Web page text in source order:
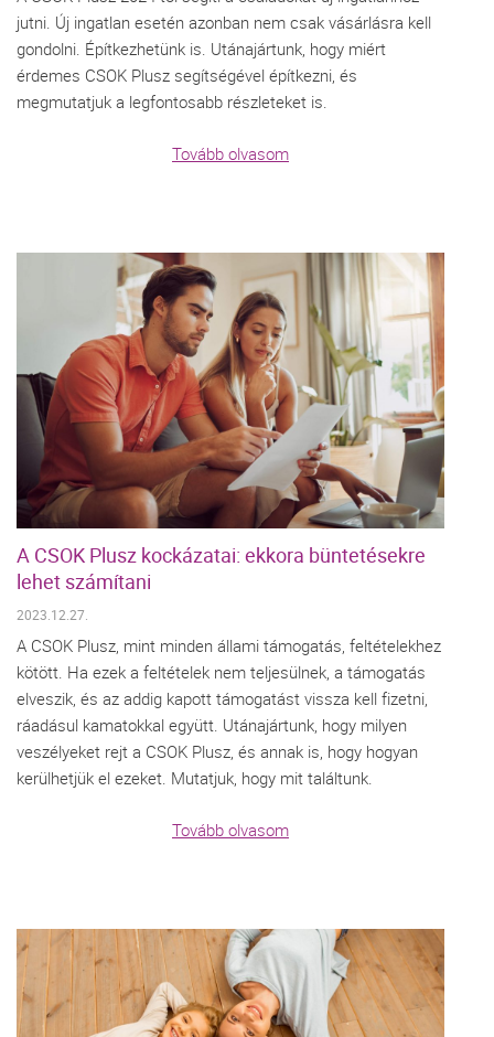
jutni. Új ingatlan esetén azonban nem csak vásárlásra kell
gondolni. Építkezhetünk is. Utánajártunk, hogy miért
érdemes CSOK Plusz segítségével építkezni, és
megmutatjuk a legfontosabb részleteket is.
Tovább olvasom
A CSOK Plusz kockázatai: ekkora büntetésekre
lehet számítani
2023.12.27.
A CSOK Plusz, mint minden állami támogatás, feltételekhez
kötött. Ha ezek a feltételek nem teljesülnek, a támogatás
elveszik, és az addig kapott támogatást vissza kell fizetni,
ráadásul kamatokkal együtt. Utánajártunk, hogy milyen
veszélyeket rejt a CSOK Plusz, és annak is, hogy hogyan
kerülhetjük el ezeket. Mutatjuk, hogy mit találtunk.
Tovább olvasom